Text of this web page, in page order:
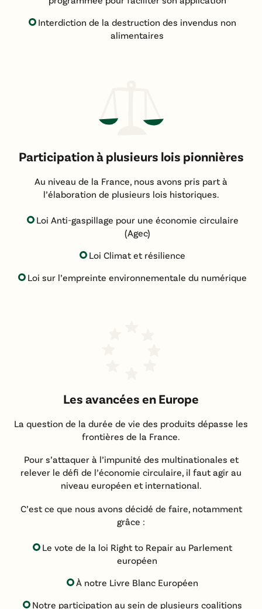
Interdiction de la destruction des invendus non
alimentaires
Participation à plusieurs lois pionnières
Au niveau de la France, nous avons pris part à
l’élaboration de plusieurs lois historiques.
Loi Anti-gaspillage pour une économie circulaire
(Agec)
Loi Climat et résilience
Loi sur l’empreinte environnementale du numérique
Les avancées en Europe
La question de la durée de vie des produits dépasse les
frontières de la France.
Pour s’attaquer à l’impunité des multinationales et
relever le défi de l’économie circulaire, il faut agir au
niveau européen et international.
C’est ce que nous avons décidé de faire, notamment
grâce :
Le vote de la loi Right to Repair au Parlement
européen
À notre Livre Blanc Européen
Notre participation au sein de plusieurs coalitions